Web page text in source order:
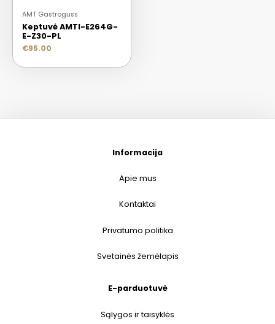
AMT Gastroguss
Keptuvė AMTI-E264G-
E-Z30-PL
€95.00
Informacija
Apie mus
Kontaktai
Privatumo politika
Svetainės žemėlapis
E-parduotuvė
Sąlygos ir taisyklės